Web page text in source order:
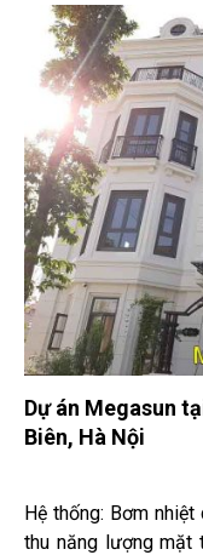
Dự án Megasun
Biên, Hà Nội
Hệ thống: Bơm
thu năng lượng mặt